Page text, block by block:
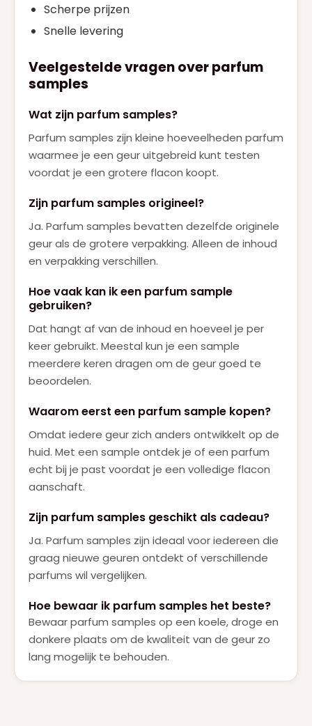
Scherpe prijzen
Snelle levering
Veelgestelde vragen over parfum
samples
Wat zijn parfum samples?
Parfum samples zijn kleine hoeveelheden parfum
waarmee je een geur uitgebreid kunt testen
voordat je een grotere flacon koopt.
Zijn parfum samples origineel?
Ja. Parfum samples bevatten dezelfde originele
geur als de grotere verpakking. Alleen de inhoud
en verpakking verschillen.
Hoe vaak kan ik een parfum sample
gebruiken?
Dat hangt af van de inhoud en hoeveel je per
keer gebruikt. Meestal kun je een sample
meerdere keren dragen om de geur goed te
beoordelen.
Waarom eerst een parfum sample kopen?
Omdat iedere geur zich anders ontwikkelt op de
huid. Met een sample ontdek je of een parfum
echt bij je past voordat je een volledige flacon
aanschaft.
Zijn parfum samples geschikt als cadeau?
Ja. Parfum samples zijn ideaal voor iedereen die
graag nieuwe geuren ontdekt of verschillende
parfums wil vergelijken.
Hoe bewaar ik parfum samples het beste?
Bewaar parfum samples op een koele, droge en
donkere plaats om de kwaliteit van de geur zo
lang mogelijk te behouden.